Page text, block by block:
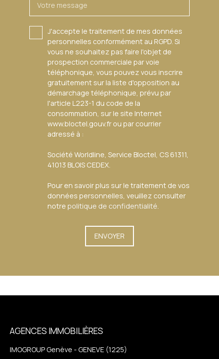
Genève. La frontière suisse est rapidement accessible,
résidence principale de prestige ou une résidence
secondaire d'exception. Une propriété rare, élégante et
confidentielle, pour celles et ceux qui recherchent un bien
de caractère à proximité immédiate du lac Léman. Visite
privée sur demande.
Votre message
J'accepte le traitement de mes données
personnelles conformément au RGPD. Si
vous ne souhaitez pas faire l'objet de
prospection commerciale par voie
téléphonique, vous pouvez vous inscrire
gratuitement sur la liste d'opposition au
démarchage téléphonique, prévu par
l'article L223-1 du code de la
consommation, sur le site Internet
www.bloctel.gouv.fr ou par courrier
adressé à :
Société Worldline, Service Bloctel, CS 61311,
41013 BLOIS CEDEX.
Pour en savoir plus sur le traitement de vos
données personnelles, veuillez consulter
notre politique de confidentialité
ENVOYER
AGENCES IMMOBILIÈRES
IMOGROUP Genève - GENEVE (1225)